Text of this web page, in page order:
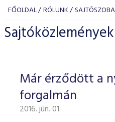
INDEXEK
Jelzáloglevél indexek
Vállalati kötvény
Azonnali Piac
Részvények
Származékos piac
BEFEKTETŐK
Részvény szekció
Hitelpapír szekció
BÉT szabályzatok
Befektetővédelem
Alkalmazott díjstruktúra
Elszámolás
Részvény és vállalati
program
BÉT Xtend - Részvénypiac
TŐZSDETAGOK
Tőzsdetagok, üzletkötők
VENDOROK
FŐOLDAL RÓLUNK SAJTÓSZOBA
Sajtóközlemények
Már érződött a
forgalmán
2016. jún. 01.